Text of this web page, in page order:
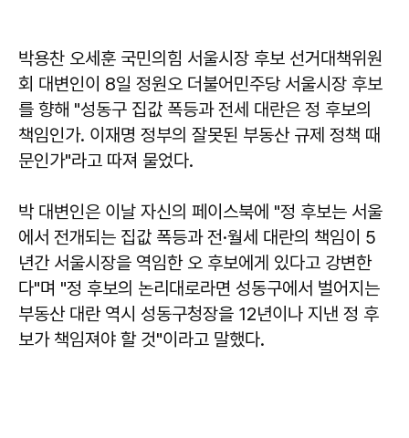
박용찬 오세훈 국민의힘 서울시장 후보 선거대책위원
회 대변인이 8일 정원오 더불어민주당 서울시장 후보
를 향해 "성동구 집값 폭등과 전세 대란은 정 후보의
책임인가. 이재명 정부의 잘못된 부동산 규제 정책 때
문인가"라고 따져 물었다.
박 대변인은 이날 자신의 페이스북에 "정 후보는 서울
에서 전개되는 집값 폭등과 전·월세 대란의 책임이 5
년간 서울시장을 역임한 오 후보에게 있다고 강변한
다"며 "정 후보의 논리대로라면 성동구에서 벌어지는
부동산 대란 역시 성동구청장을 12년이나 지낸 정 후
보가 책임져야 할 것"이라고 말했다.